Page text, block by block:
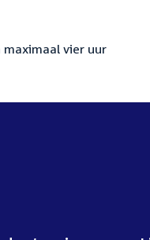
vier uur